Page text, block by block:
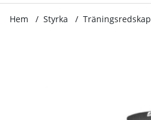
Hem Styrka Träningsredskap